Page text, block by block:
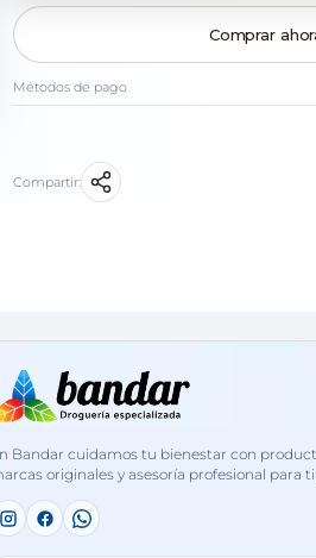
Comprar
Métodos de pago
Compartir:
Bandar cuidamos tu bienestar con
originales y asesoría profesional para